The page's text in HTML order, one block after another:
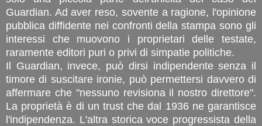
Guardian. Ad aver reso, sovente a ragione, l'opinione
pubblica diffidente nei confronti della stampa sono gli
interessi che muovono i proprietari delle testate,
raramente editori puri o privi di simpatie politiche.
Il Guardian, invece, può dirsi indipendente senza il
timore di suscitare ironie, può permettersi davvero di
affermare che "nessuno revisiona il nostro direttore".
La proprietà è di un trust che dal 1936 ne garantisce
l'indipendenza. L'altra storica voce progressista della